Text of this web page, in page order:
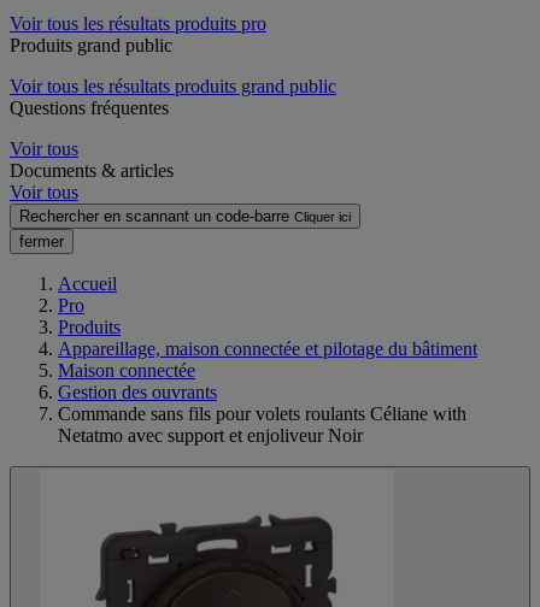
Voir tous les résultats produits pro
Produits grand public
Voir tous les résultats produits grand public
Questions fréquentes
Voir tous
Documents & articles
Voir tous
Rechercher en scannant un code-barre Cliquer ici
fermer
Accueil
Pro
Produits
Appareillage, maison connectée et pilotage du bâtiment
Maison connectée
Gestion des ouvrants
Commande sans fils pour volets roulants Céliane with
Netatmo avec support et enjoliveur Noir